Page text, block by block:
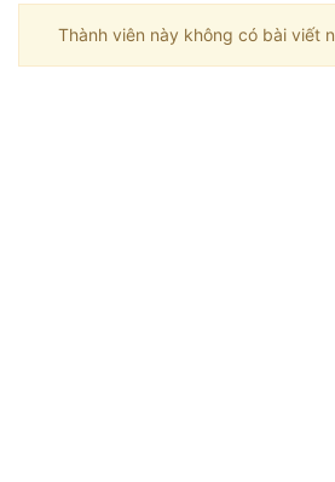
Thành viên này không có bài viết